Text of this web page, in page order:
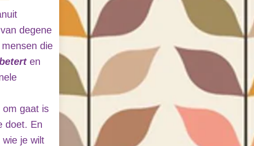
van degene
die
en
om gaat is
doet. En
je wilt